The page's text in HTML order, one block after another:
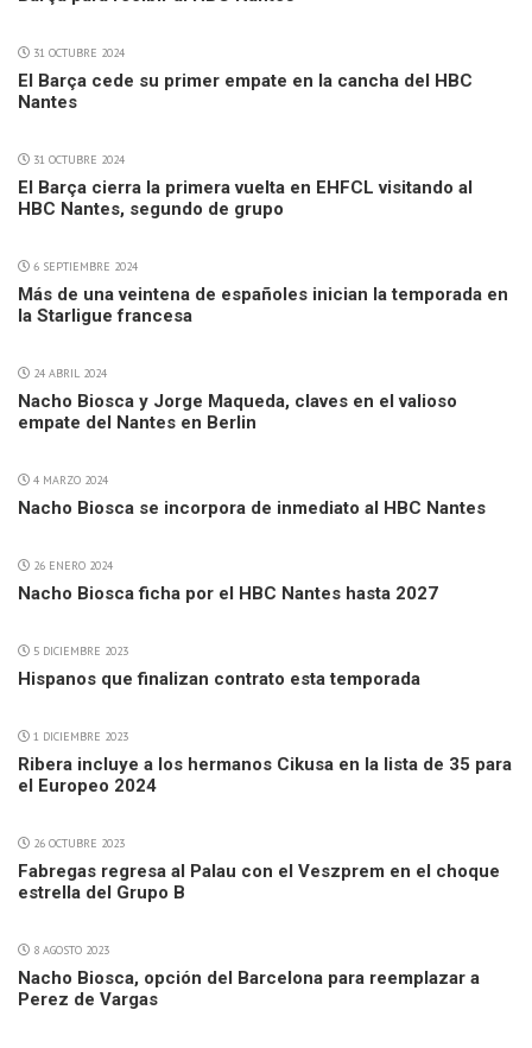
31 OCTUBRE 2024
El Barça cede su primer empate en la cancha del HBC
Nantes
31 OCTUBRE 2024
El Barça cierra la primera vuelta en EHFCL visitando al
HBC Nantes, segundo de grupo
6 SEPTIEMBRE 2024
Más de una veintena de españoles inician la temporada en
la Starligue francesa
24 ABRIL 2024
Nacho Biosca y Jorge Maqueda, claves en el valioso
empate del Nantes en Berlin
4 MARZO 2024
Nacho Biosca se incorpora de inmediato al HBC Nantes
26 ENERO 2024
Nacho Biosca ficha por el HBC Nantes hasta 2027
5 DICIEMBRE 2023
Hispanos que finalizan contrato esta temporada
1 DICIEMBRE 2023
Ribera incluye a los hermanos Cikusa en la lista de 35 para
el Europeo 2024
26 OCTUBRE 2023
Fabregas regresa al Palau con el Veszprem en el choque
estrella del Grupo B
8 AGOSTO 2023
Nacho Biosca, opción del Barcelona para reemplazar a
Perez de Vargas